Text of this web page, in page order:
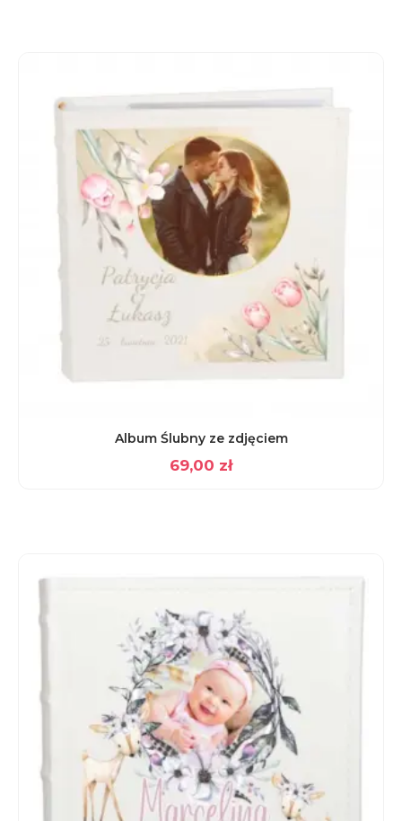
Album Ślubny ze zdjęciem
69,00 zł